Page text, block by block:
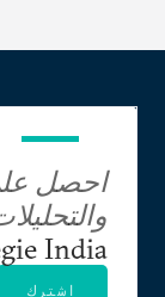
احصل
India
اشترك